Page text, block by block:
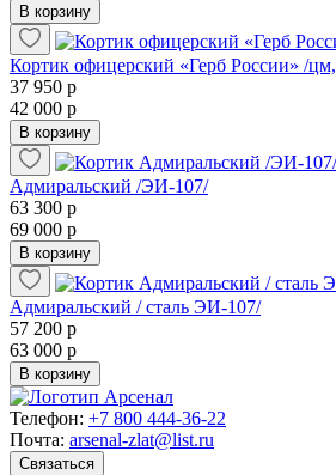
В корзину
Кортик офицерский «Герб России» /
37 950 р
42 000 р
В корзину
Адмиральский /ЭИ-107/
63 300 р
69 000 р
В корзину
Адмиральский / сталь ЭИ-107/
57 200 р
63 000 р
В корзину
Телефон: +7 800 444-36-22
Почта: arsenal-zlat@list.ru
Связаться